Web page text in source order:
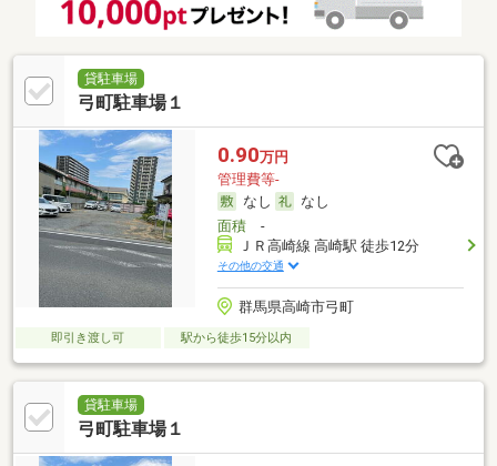
貸駐車場
弓町駐車場１
0.90万円
管理費等-
なし
なし
面積-
ＪＲ高崎線 高崎駅 徒歩12分
その他の交通
群馬県高崎市弓町
即引き渡し可 駅から徒歩15分以内
貸駐車場
弓町駐車場１